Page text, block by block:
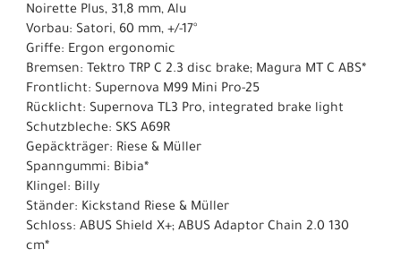
Noirette Plus, 31,8 mm, Alu
Vorbau: Satori, 60 mm, +/-17°
Griffe: Ergon ergonomic
Bremsen: Tektro TRP C 2.3 disc brake; Magura MT C ABS*
Frontlicht: Supernova M99 Mini Pro-25
Rücklicht: Supernova TL3 Pro, integrated brake light
Schutzbleche: SKS A69R
Gepäckträger: Riese & Müller
Spanngummi: Bibia*
Klingel: Billy
Ständer: Kickstand Riese & Müller
Schloss: ABUS Shield X+; ABUS Adaptor Chain 2.0 130
cm*